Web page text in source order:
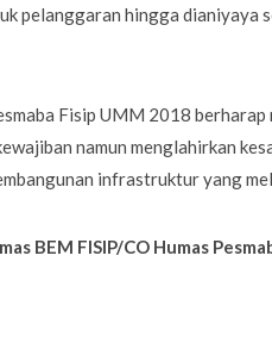
pelanggaran hingga dianiyaya
Fisip UMM 2018
namun menglahirkan
infrastruktur yang
BEM FISIP/CO Humas